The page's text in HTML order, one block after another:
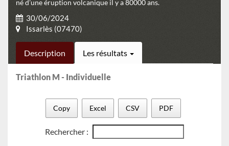
né d’une éruption volcanique il y a 80000 ans.
30/06/2024
Issarlès (07470)
Description Les résultats
Triathlon M - Individuelle
Copy Excel CSV PDF
Rechercher :